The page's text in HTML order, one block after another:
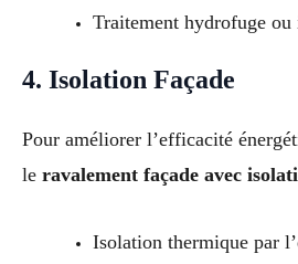
Traitement hydrofuge
4. Isolation Façade
Pour améliorer l’efficacité
le ravalement façade avec
Isolation thermique par